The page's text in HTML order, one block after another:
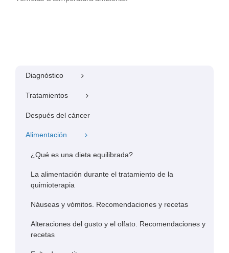
Diagnóstico
Tratamientos
Después del cáncer
Alimentación
¿Qué es una dieta equilibrada?
La alimentación durante el tratamiento de la
quimioterapia
Náuseas y vómitos. Recomendaciones y recetas
Alteraciones del gusto y el olfato. Recomendaciones y
recetas